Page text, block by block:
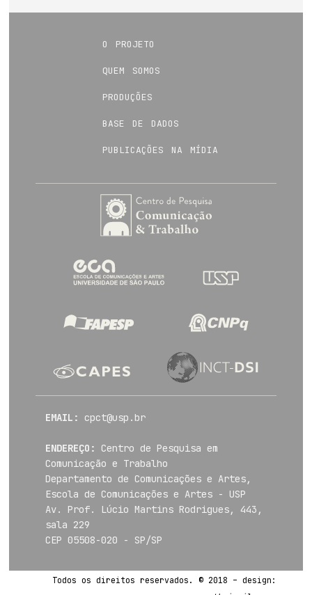
o projeto
quem somos
produções
base de dados
publicações na mídia
EMAIL: cpct@usp.br
ENDEREÇO:
Centro de Pesquisa em
Comunicação e Trabalho
Departamento de Comunicações e Artes,
Escola de Comunicações e Artes - USP
Av. Prof. Lúcio Martins Rodrigues, 443,
sala 229
CEP 05508-020 - SP/SP
Todos os direitos reservados. © 2018 – design: